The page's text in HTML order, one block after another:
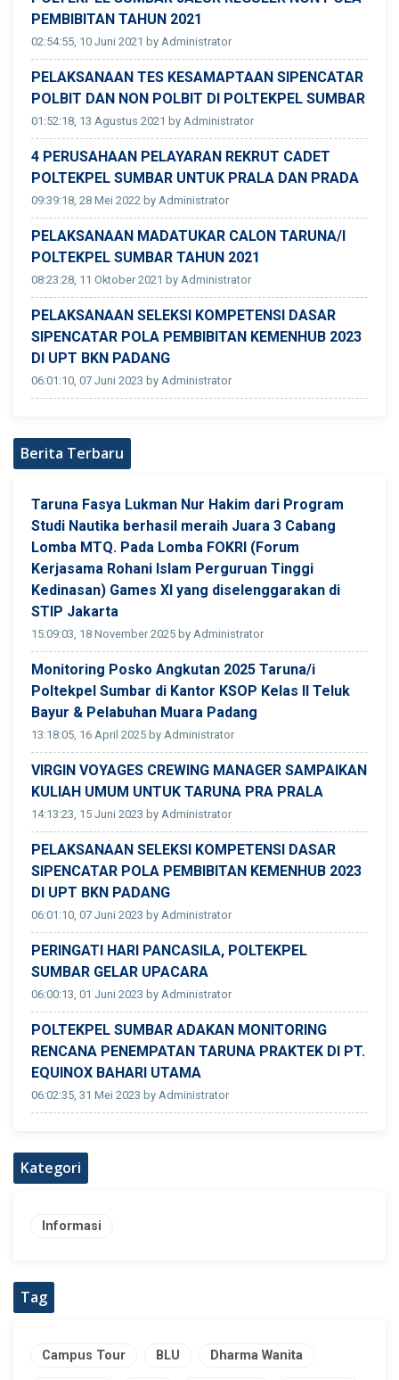
PEMBIBITAN TAHUN 2021
02:54:55, 10 Juni 2021 by Administrator
PELAKSANAAN TES KESAMAPTAAN SIPENCATAR
POLBIT DAN NON POLBIT DI POLTEKPEL SUMBAR
01:52:18, 13 Agustus 2021 by Administrator
4 PERUSAHAAN PELAYARAN REKRUT CADET
POLTEKPEL SUMBAR UNTUK PRALA DAN PRADA
09:39:18, 28 Mei 2022 by Administrator
PELAKSANAAN MADATUKAR CALON TARUNA/I
POLTEKPEL SUMBAR TAHUN 2021
08:23:28, 11 Oktober 2021 by Administrator
PELAKSANAAN SELEKSI KOMPETENSI DASAR
SIPENCATAR POLA PEMBIBITAN KEMENHUB 2023
DI UPT BKN PADANG
06:01:10, 07 Juni 2023 by Administrator
Berita Terbaru
Taruna Fasya Lukman Nur Hakim dari Program
Studi Nautika berhasil meraih Juara 3 Cabang
Lomba MTQ. Pada Lomba FOKRI (Forum
Kerjasama Rohani Islam Perguruan Tinggi
Kedinasan) Games XI yang diselenggarakan di
STIP Jakarta
15:09:03, 18 November 2025 by Administrator
Monitoring Posko Angkutan 2025 Taruna/i
Poltekpel Sumbar di Kantor KSOP Kelas II Teluk
Bayur & Pelabuhan Muara Padang
13:18:05, 16 April 2025 by Administrator
VIRGIN VOYAGES CREWING MANAGER SAMPAIKAN
KULIAH UMUM UNTUK TARUNA PRA PRALA
14:13:23, 15 Juni 2023 by Administrator
PELAKSANAAN SELEKSI KOMPETENSI DASAR
SIPENCATAR POLA PEMBIBITAN KEMENHUB 2023
DI UPT BKN PADANG
06:01:10, 07 Juni 2023 by Administrator
PERINGATI HARI PANCASILA, POLTEKPEL
SUMBAR GELAR UPACARA
06:00:13, 01 Juni 2023 by Administrator
POLTEKPEL SUMBAR ADAKAN MONITORING
RENCANA PENEMPATAN TARUNA PRAKTEK DI PT.
EQUINOX BAHARI UTAMA
06:02:35, 31 Mei 2023 by Administrator
Kategori
Informasi
Tag
Campus Tour BLU Dharma Wanita